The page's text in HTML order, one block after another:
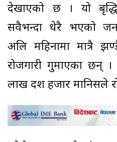
देखाएको छ । यो
सवैभन्दा धेरै भएको
अप्रिल महिनामा मात्रै
रोजगारी गुमाएका छन् ।
लाख दश हजार मानिसले